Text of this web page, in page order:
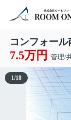
コンフォール
7.5万円 管理/
1/18